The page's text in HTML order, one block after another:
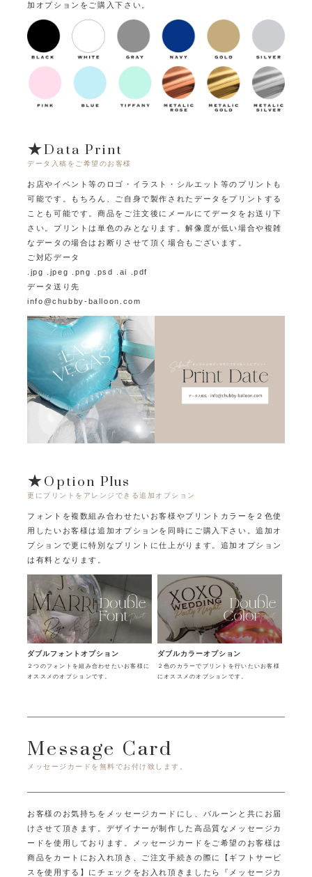
加オプションをご購入下さい。
★Data Print
データ入稿をご希望のお客様
お店やイベント等のロゴ・イラスト・シルエット等のプリントも
可能です。
もちろん、ご自身で製作されたデータをプリントする
ことも可能です。商品をご注文後にメールにてデータをお送り下
さい。プリントは単色のみとなります。解像度が低い場合や複雑
なデータの場合はお断りさせて頂く場合もございます。
ご対応データ
.jpg .jpeg .png .psd .ai .pdf
データ送り先
info@chubby-balloon.com
★Option Plus
更にプリントをアレンジできる追加オプション
フォントを複数組み合わせたいお客様やプリントカラーを２色使
用したいお客様は追加オプションを同時にご購入下さい。追加オ
プションで更に特別なプリントに仕上がります。追加オプション
は有料となります。
ダブルフォントオプション
２つのフォントを組み合わせたいお客様に
オススメのオプションです。
ダブルカラーオプション
２色のカラーでプリントを行いたいお客様
にオススメのオプションです。
Message Card
メッセージカードを無料でお付け致します。
お客様のお気持ちをメッセージカードにし、バルーンと共にお届
けさせて頂きます。 デザイナーが制作した高品質なメッセージカ
ードを使用しております。
メッセージカードをご希望のお客様は
商品をカートにお入れ頂き、ご注文手続きの際に
【ギフトサービ
スを使用する】にチェックをお入れ頂きましたら
『メッセージカ